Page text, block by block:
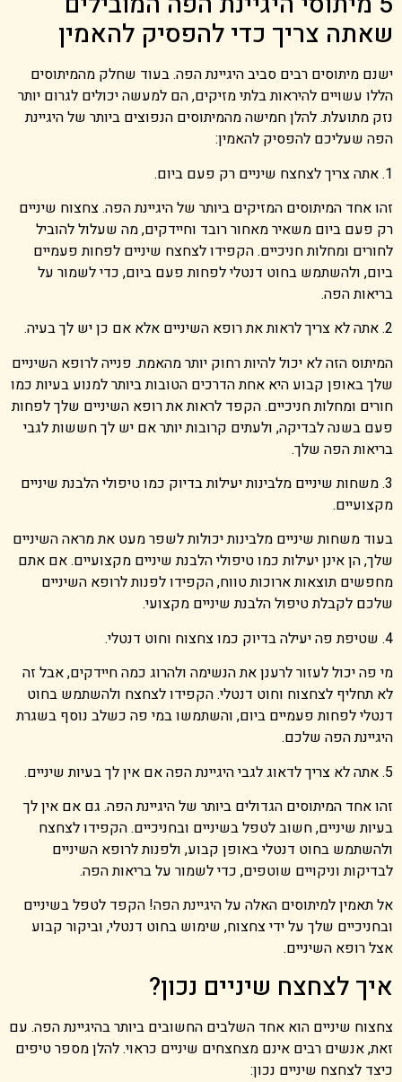
שאתה צריך כדי להפסיק להאמין
ישנם מיתוסים רבים סביב היגיינת הפה. בעוד שחלק מהמיתוסים
הללו עשויים להיראות בלתי מזיקים, הם למעשה יכולים לגרום יותר
נזק מתועלת. להלן חמישה מהמיתוסים הנפוצים ביותר של היגיינת
הפה שעליכם להפסיק להאמין:
1. אתה צריך לצחצח שיניים רק פעם ביום.
זהו אחד המיתוסים המזיקים ביותר של היגיינת הפה. צחצוח שיניים
רק פעם ביום משאיר מאחור רובד וחיידקים, מה שעלול להוביל
לחורים ומחלות חניכיים. הקפידו לצחצח שיניים לפחות פעמיים
ביום, ולהשתמש בחוט דנטלי לפחות פעם ביום, כדי לשמור על
בריאות הפה.
2. אתה לא צריך לראות את רופא השיניים אלא אם כן יש לך בעיה.
המיתוס הזה לא יכול להיות רחוק יותר מהאמת. פנייה לרופא השיניים
שלך באופן קבוע היא אחת הדרכים הטובות ביותר למנוע בעיות כמו
חורים ומחלות חניכיים. הקפד לראות את רופא השיניים שלך לפחות
פעם בשנה לבדיקה, ולעתים קרובות יותר אם יש לך חששות לגבי
בריאות הפה שלך.
3. משחות שיניים מלבינות יעילות בדיוק כמו טיפולי הלבנת שיניים
מקצועיים.
בעוד משחות שיניים מלבינות יכולות לשפר מעט את מראה השיניים
שלך, הן אינן יעילות כמו טיפולי הלבנת שיניים מקצועיים. אם אתם
מחפשים תוצאות ארוכות טווח, הקפידו לפנות לרופא השיניים
שלכם לקבלת טיפול הלבנת שיניים מקצועי.
4. שטיפת פה יעילה בדיוק כמו צחצוח וחוט דנטלי.
מי פה יכול לעזור לרענן את הנשימה ולהרוג כמה חיידקים, אבל זה
לא תחליף לצחצוח וחוט דנטלי. הקפידו לצחצח ולהשתמש בחוט
דנטלי לפחות פעמיים ביום, והשתמשו במי פה כשלב נוסף בשגרת
היגיינת הפה שלכם.
5. אתה לא צריך לדאוג לגבי היגיינת הפה אם אין לך בעיות שיניים.
זהו אחד המיתוסים הגדולים ביותר של היגיינת הפה. גם אם אין לך
בעיות שיניים, חשוב לטפל בשיניים ובחניכיים. הקפידו לצחצח
ולהשתמש בחוט דנטלי באופן קבוע, ולפנות לרופא השיניים
לבדיקות וניקויים שוטפים, כדי לשמור על בריאות הפה.
אל תאמין למיתוסים האלה על היגיינת הפה! הקפד לטפל בשיניים
ובחניכיים שלך על ידי צחצוח, שימוש בחוט דנטלי, וביקור קבוע
אצל רופא השיניים.
איך לצחצח שיניים נכון?
צחצוח שיניים הוא אחד השלבים החשובים ביותר בהיגיינת הפה. עם
זאת, אנשים רבים אינם מצחצחים שיניים כראוי. להלן מספר טיפים
כיצד לצחצח שיניים נכון: